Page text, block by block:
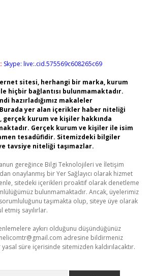
Skype: live:.cid.575569c608265c69
sitesi, herhangi bir marka, kurum
hiçbir bağlantısı bulunmamaktadır.
hazırladığımız makaleler
yer alan içerikler haber niteliği
gerçek kurum ve kişiler hakkında
Gerçek kurum ve kişiler ile isim
tesadüfidir. Sitemizdeki bilgiler
tavsiye niteliği taşımazlar.
gereğince Bilgi Teknolojileri ve İletişim
onaylanmış bir Yer Sağlayıcı olarak hizmet
sitedeki içerikleri proaktif olarak denetleme
bulunmamaktadır. Ancak, üyelerimiz
taşımakta olup, siteye üye olarak
sayılırlar.
aykırı olduğunu düşündüğünüz
adresine bildirmeniz
süre içerisinde sitemizden kaldırılacaktır.